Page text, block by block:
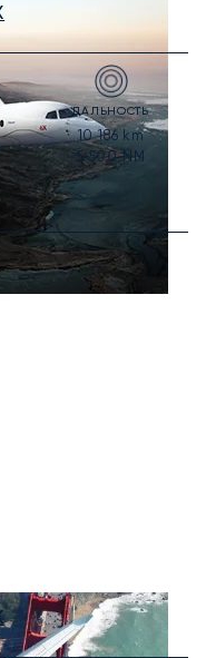
ДАЛЬНОСТЬ
10 186 km
5 500NM